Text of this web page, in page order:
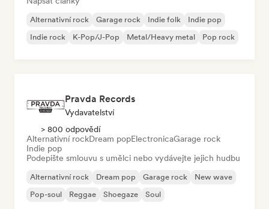
Alternativní rock Garage rock Indie folk
Indie pop
Indie rock
K-Pop/J-Pop Metal/Heavy metal Pop rock
Pravda Records
Vydavatelství
> 800 odpovědí
Alternativní rockDream popElectronicaGarage rock
Indie pop
Podepište smlouvu s umělci nebo vydávejte jejich hudbu
Alternativní rock Dream pop Garage rock
New wave
Pop-soul
Reggae Shoegaze Soul